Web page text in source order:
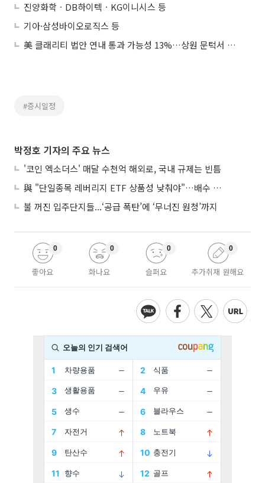
진양화학ㆍDB하이텍ㆍKG이니시스 등
기아·삼성바이오로직스 등
美 클래리티 법안 연내 통과 가능성 13%…상원 문턱서 제동
#증시일정
박정호 기자의 주요 뉴스
'코인 엑소더스' 매달 수천억 해외로, 국내 규제는 빈틈
與 "단일종목 레버리지 ETF 상품성 낮춰야"…배수 조정안도 거론
불 꺼진 입주단지들...‘공급 폭탄’에 ‘무너진 원청’까지
좋아요
0
화나요
0
슬퍼요
0
추가취재 원해요
0